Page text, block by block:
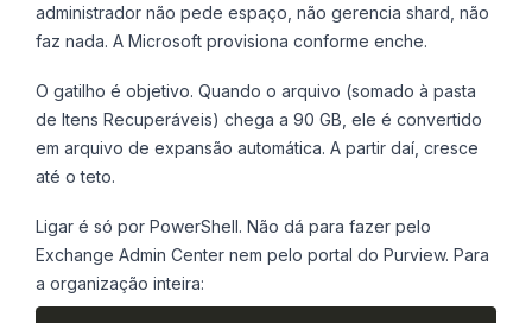
administrador não pede espaço, não gerencia shard, não
faz nada. A Microsoft provisiona conforme enche.
O gatilho é objetivo. Quando o arquivo (somado à pasta
de Itens Recuperáveis) chega a 90 GB, ele é convertido
em arquivo de expansão automática. A partir daí, cresce
até o teto.
Ligar é só por PowerShell. Não dá para fazer pelo
Exchange Admin Center nem pelo portal do Purview. Para
a organização inteira: